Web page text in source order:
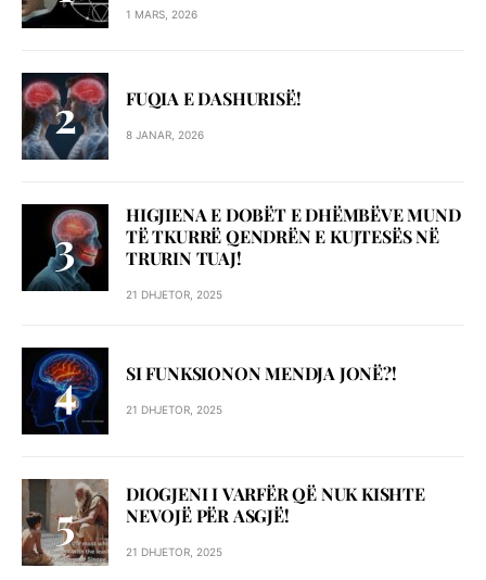
1 MARS, 2026
FUQIA E DASHURISË!
8 JANAR, 2026
HIGJIENA E DOBËT E DHËMBËVE MUND
TË TKURRË QENDRËN E KUJTESËS NË
TRURIN TUAJ!
21 DHJETOR, 2025
SI FUNKSIONON MENDJA JONË?!
21 DHJETOR, 2025
DIOGJENI I VARFËR QË NUK KISHTE
NEVOJË PËR ASGJË!
21 DHJETOR, 2025